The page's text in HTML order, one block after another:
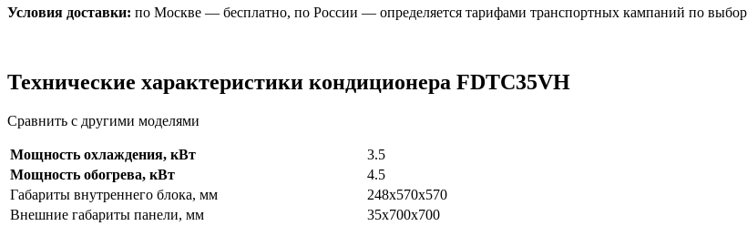
Условия доставки: по Москве — бесплатно, по России — определяется тарифами транспортных кампаний по
Технические характеристики кондиционера FDTC35VH
Сравнить с другими моделями
Мощность охлаждения, кВт
3.5
Мощность обогрева, кВт
4.5
Габариты внутреннего блока, мм
248x570x570
Внешние габариты панели, мм
35x700x700